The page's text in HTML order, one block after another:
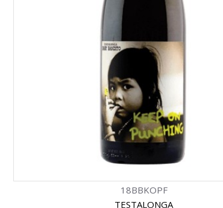
18BBKOPF
TESTALONGA